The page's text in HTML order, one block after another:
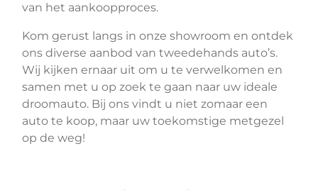
van het aankoopproces.
Kom gerust langs in onze showroom en ontdek
ons diverse aanbod van tweedehands auto’s.
Wij kijken ernaar uit om u te verwelkomen en
samen met u op zoek te gaan naar uw ideale
droomauto. Bij ons vindt u niet zomaar een
auto te koop, maar uw toekomstige metgezel
op de weg!